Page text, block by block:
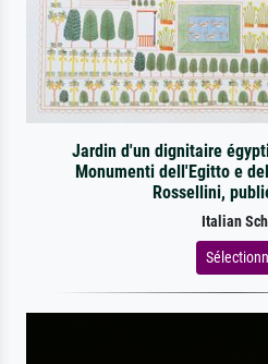
Jardin d'un dignitaire
Monumenti dell'Egitto e
Rossellini,
Italian